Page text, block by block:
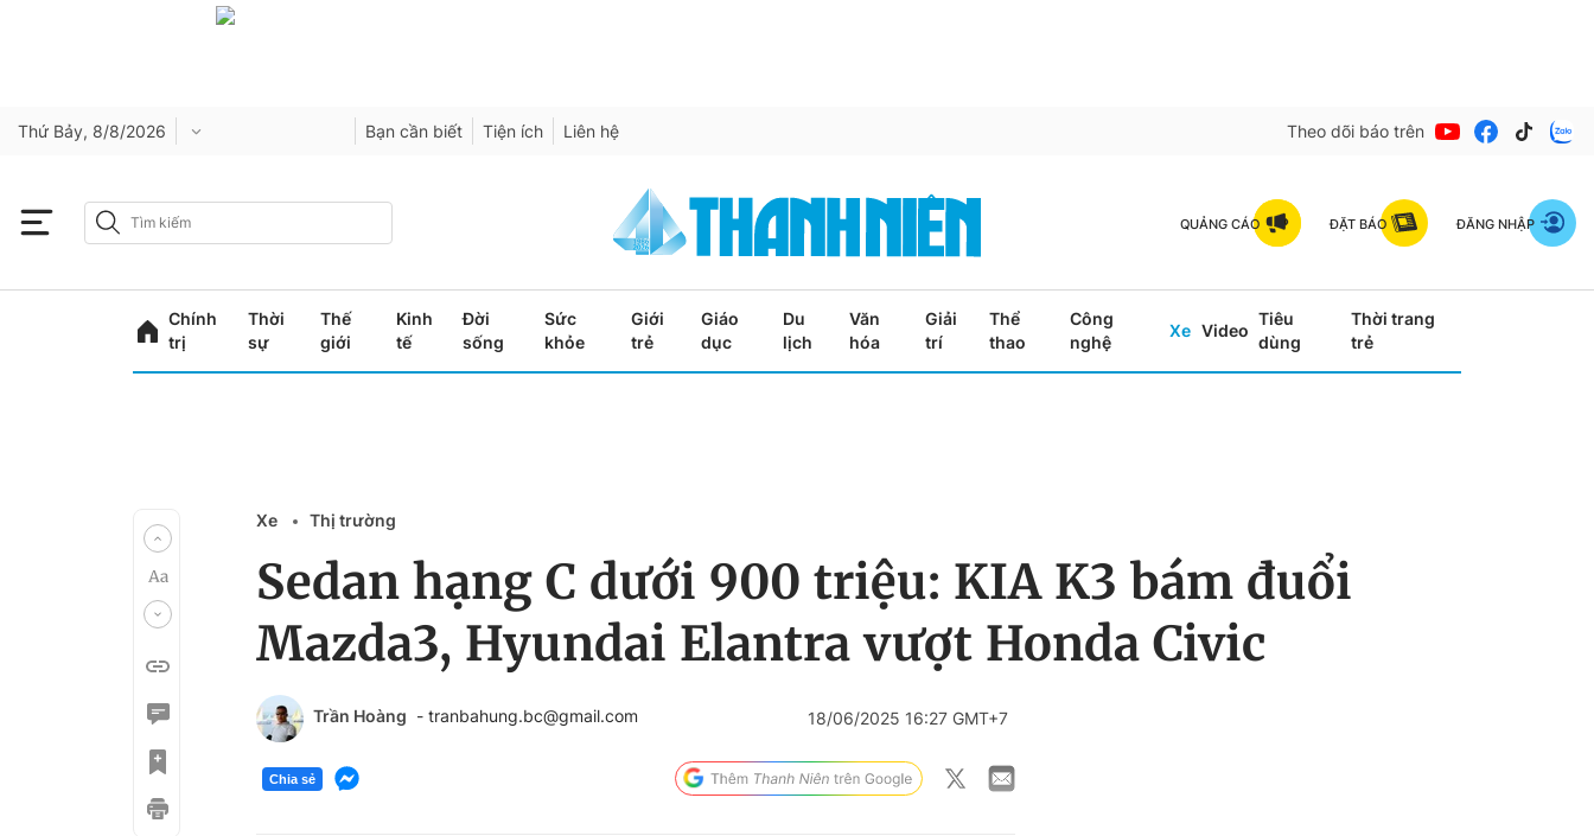
Thứ Bảy, 8/8/2026 Bạn cần biết Tiện ích Liên hệ Theo dõi báo trên
QUẢNG CÁO ĐẶT BÁO ĐĂNG NHẬP
Chính
trị
Thời
sự
Thế
giới
Kinh
tế
Đời
sống
Sức
khỏe
Giới
trẻ
Giáo
dục
Du
lịch
Văn
hóa
Giải
trí
Thể
thao
Công
nghệ
Xe Video
Tiêu
dùng
Thời trang
trẻ
Xe Thị trường
Sedan hạng C dưới 900 triệu: KIA K3 bám đuổi
Mazda3, Hyundai Elantra vượt Honda Civic
Trần Hoàng - tranbahung.bc@gmail.com 18/06/2025 16:27 GMT+7
Chia sẻ